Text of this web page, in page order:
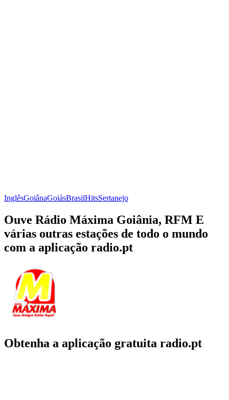
InglêsGoiânaGoiásBrasilHitsSertanejo
Ouve Rádio Máxima Goiânia, RFM E
várias outras estações de todo o mundo
com a aplicação radio.pt
Obtenha a aplicação gratuita radio.pt